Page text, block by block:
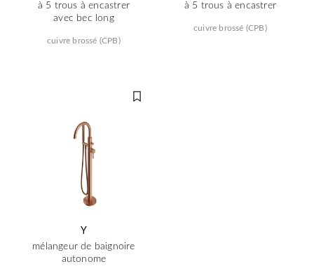
à 5 trous à encastrer
avec bec long
cuivre brossé (CPB)
à 5 trous à encastrer
cuivre brossé (CPB)
Y
mélangeur de baignoire
autonome